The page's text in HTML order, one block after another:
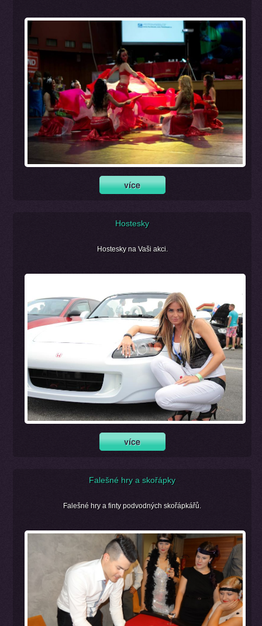
Hostesky
Hostesky na Vaši akci.
Falešné hry a skořápky
Falešné hry a finty podvodných skořápkářů.